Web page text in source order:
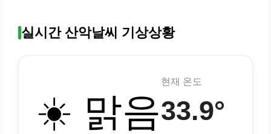
실시간 산악날씨 기상상황
☀️ 맑음
현재 온도
33.9°